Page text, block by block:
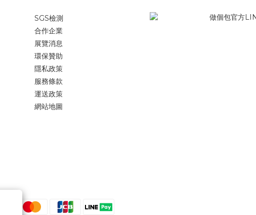
SGS檢測
合作企業
展覽消息
環保贊助
隱私政策
服務條款
運送政策
網站地圖